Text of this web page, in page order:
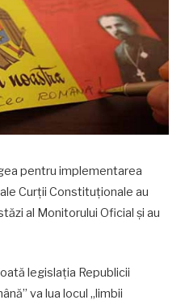
pentru implementarea
Curții Constituționale au
al Monitorului Oficial și au
legislația Republicii
va lua locul „limbii